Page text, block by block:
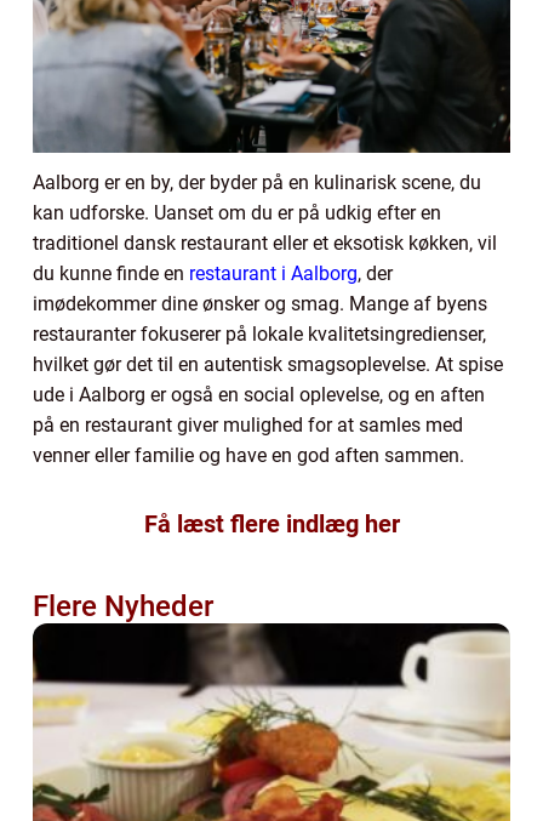
Aalborg er en by, der byder på en kulinarisk scene, du
kan udforske. Uanset om du er på udkig efter en
traditionel dansk restaurant eller et eksotisk køkken, vil
du kunne finde en restaurant i Aalborg, der
imødekommer dine ønsker og smag. Mange af byens
restauranter fokuserer på lokale kvalitetsingredienser,
hvilket gør det til en autentisk smagsoplevelse. At spise
ude i Aalborg er også en social oplevelse, og en aften
på en restaurant giver mulighed for at samles med
venner eller familie og have en god aften sammen.
Få læst flere indlæg her
Flere Nyheder